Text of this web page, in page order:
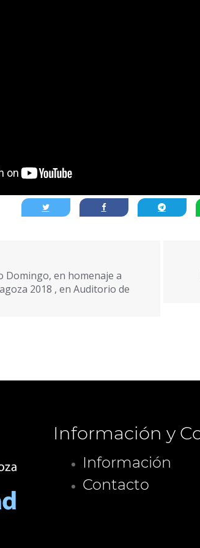
Domingo, en homenaje a
2018 , en Auditorio de
Información y
Información
Contacto